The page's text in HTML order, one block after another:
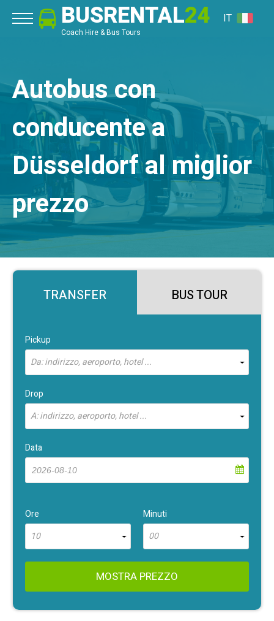
BUSRENTAL24
Coach Hire & Bus Tours
IT
Autobus con
conducente a
Düsseldorf al miglior
prezzo
TRANSFER BUS TOUR
Pickup
Da: indirizzo, aeroporto, hotel ...
Drop
A: indirizzo, aeroporto, hotel ...
Data
Ore
10
Minuti
00
MOSTRA PREZZO